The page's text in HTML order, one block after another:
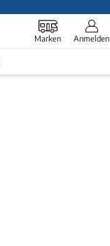
Marken Anmelden